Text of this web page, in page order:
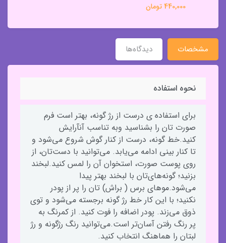
440,000 تومان
مشخصات دیدگاه‌ها
نحوه استفاده
برای استفاده‌ ی درست از رژ گونه، بهتر است فرم
صورت‌ تان را بشناسید وبه تناسب آنآرایش
کنید.خط گونه، درست از کنار گوش شروع می‌شود و
تا کنار بینی ادامه می‌یابد. می‌توانید با دست‌تان، از
روی پوست صورت، استخوان آن را لمس کنید.لبخند
بزنید؛ گونه‌های‌تان با لبخند بهتر پیدا
می‌شود.موهای برس ( براش‌) تان را پر از پودر
نکنید؛ با این کار خط رژ گونه برجسته می‌شود و توی
ذوق می‌زند. پودر اضافه را فوت کنید. از کمرنگ به
پر رنگ رفتن آسان‌تر است.می‌توانید رنگ رژگونه و رژ
لبتان را هماهنگ انتخاب کنید.